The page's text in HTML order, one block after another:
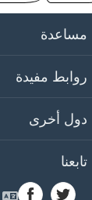
مساعدة
روابط مفيدة
دول أخرى
تابعنا